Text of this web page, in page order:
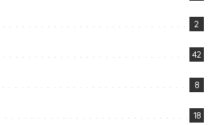
2
42
8
18